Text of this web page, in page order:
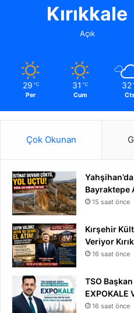
Kırıkkale
Açık
29 ℃
Per
31 ℃
Cum
32
Çok Okunan
Bayraktepe
15 saat önce
Kırşehir
Veriyor
16 saat önce
TSO
EXPOKALE
16 saat önce